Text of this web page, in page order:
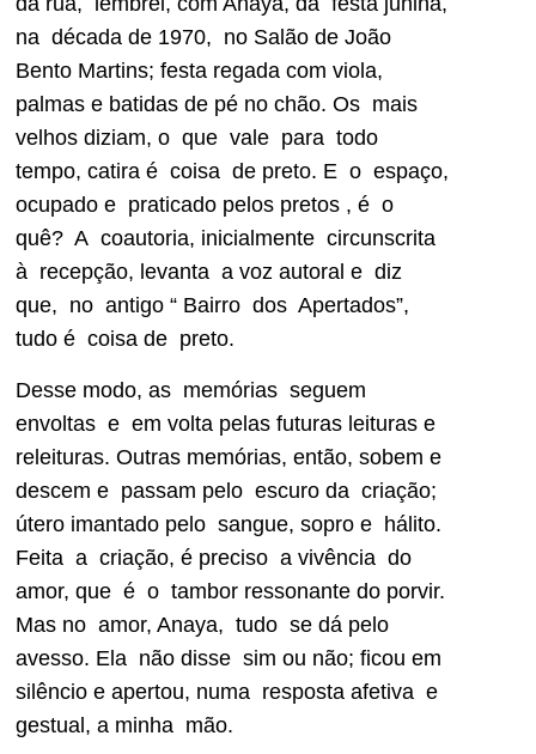
na década de 1970, no Salão de João
Bento Martins; festa regada com viola,
palmas e batidas de pé no chão. Os mais
velhos diziam, o que vale para todo
tempo, catira é coisa de preto. E o espaço,
ocupado e praticado pelos pretos , é o
quê? A coautoria, inicialmente circunscrita
à recepção, levanta a voz autoral e diz
que, no antigo “ Bairro dos Apertados”,
tudo é coisa de preto.
Desse modo, as memórias seguem
envoltas e em volta pelas futuras leituras e
releituras. Outras memórias, então, sobem e
descem e passam pelo escuro da criação;
útero imantado pelo sangue, sopro e hálito.
Feita a criação, é preciso a vivência do
amor, que é o tambor ressonante do porvir.
Mas no amor, Anaya, tudo se dá pelo
avesso. Ela não disse sim ou não; ficou em
silêncio e apertou, numa resposta afetiva e
gestual, a minha mão.